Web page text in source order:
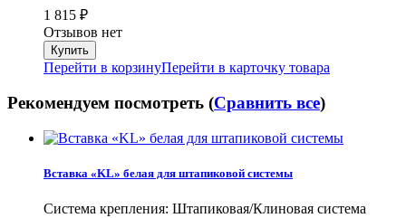
1 815 ₽
Отзывов нет
Перейти в корзинуПерейти в карточку товара
Рекомендуем посмотреть (Сравнить все)
Вставка «KL» белая для штапиковой системы
Система крепления: Штапиковая/Клиновая система